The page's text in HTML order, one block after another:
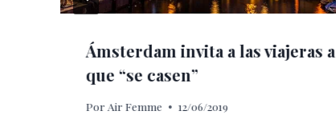
Ámsterdam invita a las viajeras a
que “se casen”
Por Air Femme 12/06/2019